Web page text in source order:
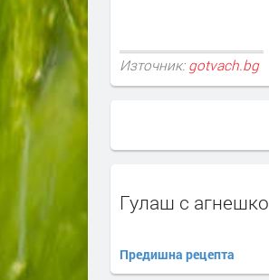
Източник: gotvach.bg
Гулаш с агнешко
Предишна рецепта